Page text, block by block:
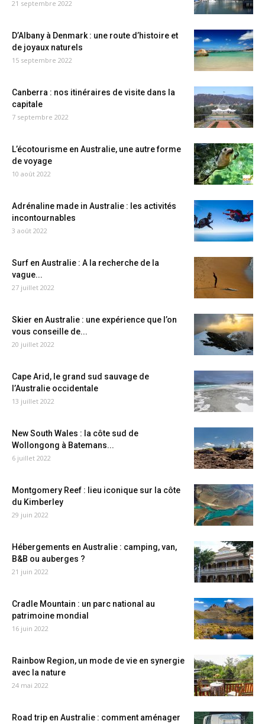
21 septembre 2022
D’Albany à Denmark : une route d’histoire et
de joyaux naturels
15 septembre 2022
Canberra : nos itinéraires de visite dans la
capitale
7 septembre 2022
L’écotourisme en Australie, une autre forme
de voyage
10 août 2022
Adrénaline made in Australie : les activités
incontournables
3 août 2022
Surf en Australie : A la recherche de la
vague...
27 juillet 2022
Skier en Australie : une expérience que l’on
vous conseille de...
20 juillet 2022
Cape Arid, le grand sud sauvage de
l’Australie occidentale
13 juillet 2022
New South Wales : la côte sud de
Wollongong à Batemans...
6 juillet 2022
Montgomery Reef : lieu iconique sur la côte
du Kimberley
29 juin 2022
Hébergements en Australie : camping, van,
B&B ou auberges ?
21 juin 2022
Cradle Mountain : un parc national au
patrimoine mondial
16 juin 2022
Rainbow Region, un mode de vie en synergie
avec la nature
24 mai 2022
Road trip en Australie : comment aménager